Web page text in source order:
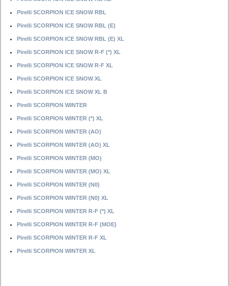
Pirelli SCORPION ICE SNOW RBL
Pirelli SCORPION ICE SNOW RBL (E)
Pirelli SCORPION ICE SNOW RBL (E) XL
Pirelli SCORPION ICE SNOW R-F (*) XL
Pirelli SCORPION ICE SNOW R-F XL
Pirelli SCORPION ICE SNOW XL
Pirelli SCORPION ICE SNOW XL B
Pirelli SCORPION WINTER
Pirelli SCORPION WINTER (*) XL
Pirelli SCORPION WINTER (AO)
Pirelli SCORPION WINTER (AO) XL
Pirelli SCORPION WINTER (MO)
Pirelli SCORPION WINTER (MO) XL
Pirelli SCORPION WINTER (N0)
Pirelli SCORPION WINTER (N0) XL
Pirelli SCORPION WINTER R-F (*) XL
Pirelli SCORPION WINTER R-F (MOE)
Pirelli SCORPION WINTER R-F XL
Pirelli SCORPION WINTER XL